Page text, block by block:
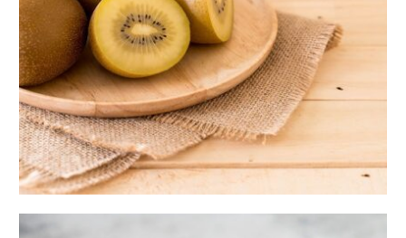
پارامترهای تأثیرگذار در قیمت کیوی ایران